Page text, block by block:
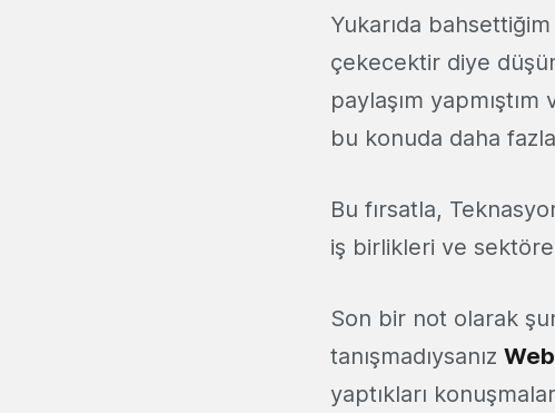
Yukarıda
çekecektir diye
paylaşım
bu konuda daha
Bu fırsatla,
iş birlikleri ve
Son bir not olarak
tanışmadıysanız
yaptıkları